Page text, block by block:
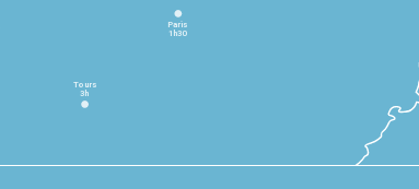
Tours
3h
Paris
1h30